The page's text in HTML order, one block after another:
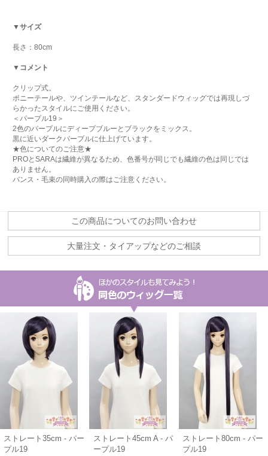
▼サイズ
長さ：80cm
▼コメント
クリップ式。
ポニーテールや、ツインテールなど、スタンダードウィッグでは再現しづ
らかったスタイルにご使用ください。
＜パープル19＞
2色のパープルにディープブルーとブラックをミックス。
黒に近いダークパープルに仕上げています。
★色についてのご注意★
PROとSARAは繊維が異なるため、色番号が同じでも繊維の色は同じでは
ありません。
バンス・毛束の同時購入の際はご注意ください。
この商品についてのお問い合わせ
大量注文・タイアップなどのご相談
ストレート35cm - パー
プル19
ストレート45cm A - パ
ープル19
ストレート80cm - パー
プル19